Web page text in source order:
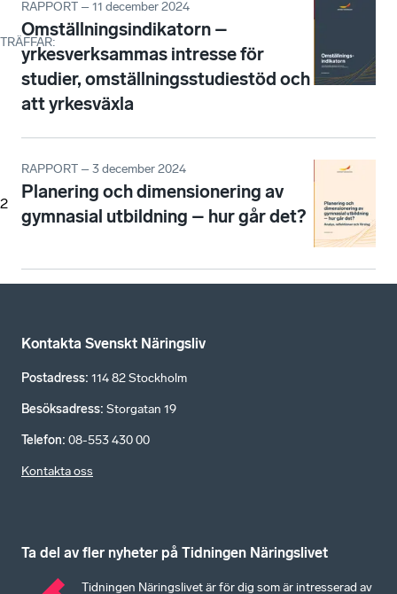
TRÄFFAR:
2
RAPPORT – 11 december 2024
Omställningsindikatorn –
yrkesverksammas intresse för
studier, omställningsstudiestöd och
att yrkesväxla
RAPPORT – 3 december 2024
Planering och dimensionering av
gymnasial utbildning – hur går det?
Kontakta Svenskt Näringsliv
Postadress: 114 82 Stockholm
Besöksadress: Storgatan 19
Telefon: 08-553 430 00
Kontakta oss
Ta del av fler nyheter på Tidningen Näringslivet
Tidningen Näringslivet är för dig som är intresserad av